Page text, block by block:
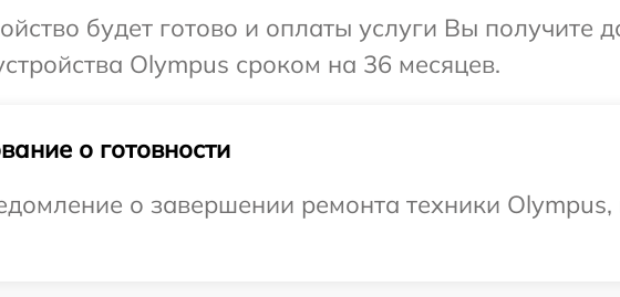
будет готово и оплаты услуги Вы получите
Olympus сроком на 36 месяцев.
о готовности
о завершении ремонта техники